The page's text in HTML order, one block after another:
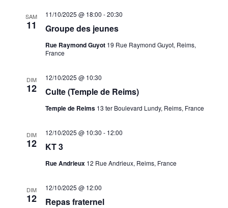
SAM
11 Groupe des jeunes
11/10/2025 @ 18:00 -20:30
Rue Raymond Guyot 19 Rue Raymond Guyot, Reims,
France
DIM
12 Culte (Temple de Reims)
12/10/2025 @ 10:30
Temple de Reims 13 ter Boulevard Lundy, Reims, France
DIM
12 KT 3
12/10/2025 @ 10:30 - 12:00
Rue Andrieux 12 Rue Andrieux, Reims, France
DIM
12 Repas fraternel
12/10/2025 @ 12:00